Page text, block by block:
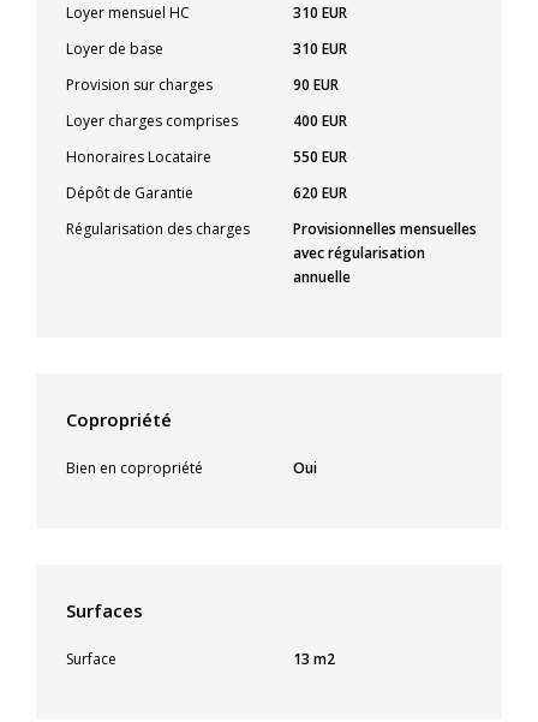
Loyer mensuel HC
310 EUR
Loyer de base
310 EUR
Provision sur charges
90 EUR
Loyer charges comprises
400 EUR
Honoraires Locataire
550 EUR
Dépôt de Garantie
620 EUR
Régularisation des charges
Provisionnelles mensuelles
avec régularisation
annuelle
Copropriété
Bien en copropriété Oui
Surfaces
Surface 13 m2